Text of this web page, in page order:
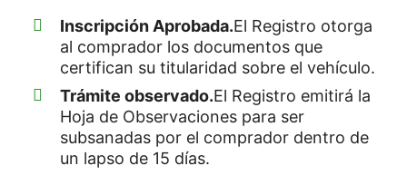
Inscripción Aprobada.El Registro otorga
al comprador los documentos que
certifican su titularidad sobre el vehículo.
Trámite observado.El Registro emitirá la
Hoja de Observaciones para ser
subsanadas por el comprador dentro de
un lapso de 15 días.